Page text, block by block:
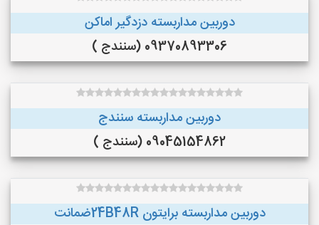
دوربین مداربسته دزدگیر اماکن
09370893306 (سنندج )
دوربین مداربسته سنندج
09045154862 (سنندج )
دوربین مداربسته برایتون 24B48Rضمانت